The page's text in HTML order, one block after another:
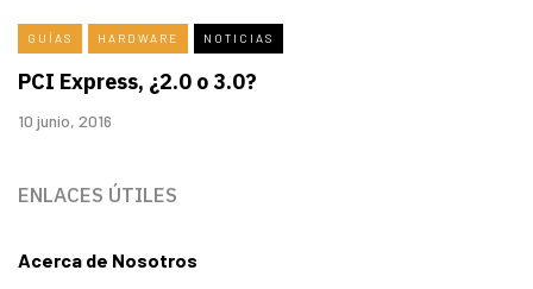
GUÍAS HARDWARE NOTICIAS
PCI Express, ¿2.0 o 3.0?
10 junio, 2016
ENLACES ÚTILES
Acerca de Nosotros